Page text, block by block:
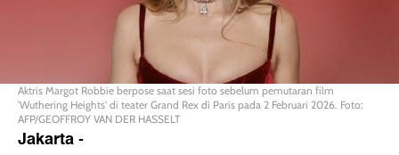
Aktris Margot Robbie berpose saat sesi foto sebelum pemutaran film
'Wuthering Heights' di teater Grand Rex di Paris pada 2 Februari 2026. Foto:
AFP/GEOFFROY VAN DER HASSELT
Jakarta-